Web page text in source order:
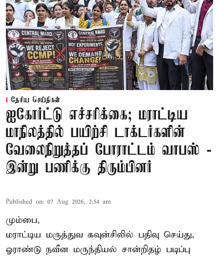
தேசிய செய்திகள்
ஐகோர்ட்டு எச்சரிக்கை; மராட்டிய
மாநிலத்தில் பயிற்சி டாக்டர்களின்
வேலைநிறுத்தப் போராட்டம் வாபஸ் -
இன்று பணிக்கு திரும்பினர்
Published on: 07 Aug 2026, 2:54 am
மும்பை,
மராட்டிய மருத்துவ கவுன்சிலில் பதிவு செய்து,
ஓராண்டு நவீன மருந்தியல் சான்றிதழ் படிப்பு